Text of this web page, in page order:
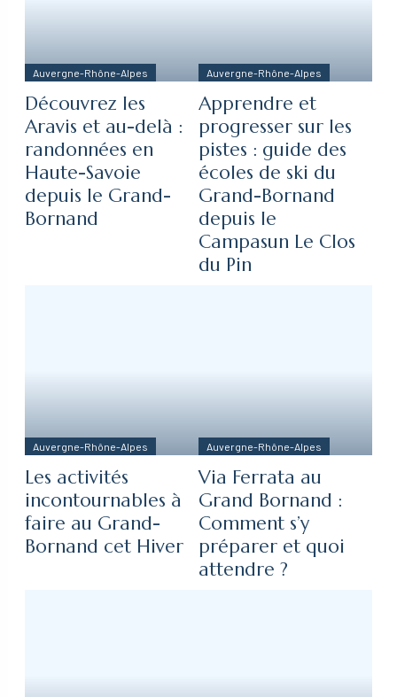
Auvergne-Rhône-Alpes
Découvrez les
Aravis et au-delà :
randonnées en
Haute-Savoie
depuis le Grand-
Bornand
Auvergne-Rhône-Alpes
Apprendre et
progresser sur les
pistes : guide des
écoles de ski du
Grand-Bornand
depuis le
Campasun Le Clos
du Pin
Auvergne-Rhône-Alpes
Les activités
incontournables à
faire au Grand-
Bornand cet Hiver
Auvergne-Rhône-Alpes
Via Ferrata au
Grand Bornand :
Comment s’y
préparer et quoi
attendre ?